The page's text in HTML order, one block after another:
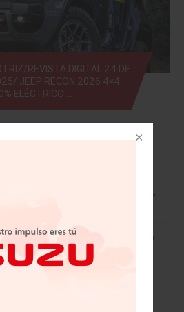
REVISTA DIGITAL 24 DE
JEEP RECON 2026 4×4 :
ELÉCTRICO …
Leer más »
20 años en México con
• Licitan 41 bloques y sólo